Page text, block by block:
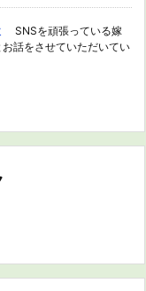
SNSを頑張っている嫁
話をさせていただいてい